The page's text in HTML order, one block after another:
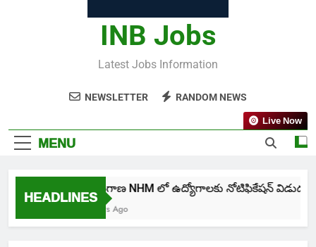
INB Jobs
Latest Jobs Information
NEWSLETTER RANDOM NEWS
MENU
Live Now
HEADLINESతెలంగాణ NHM లో ఉద్యోగాలకు నోటిఫికేషన్ విడుదల
5 Days Ago